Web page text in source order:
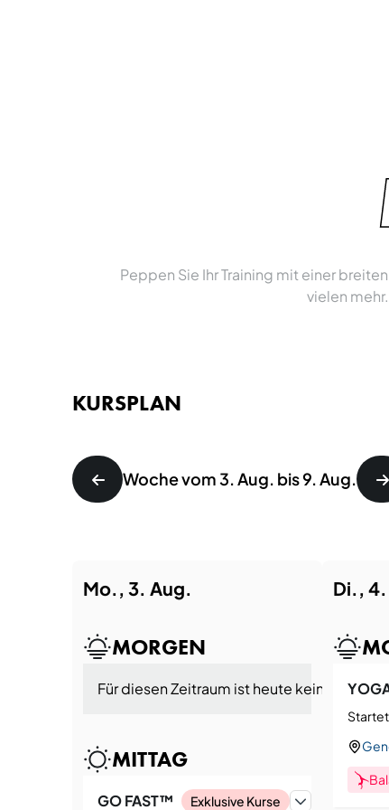
Peppen Sie Ihr Training mit einer
vielen
KURSPLAN
Woche vom 3. Aug. bis 9. Aug.
Mo., 3. Aug.
MORGEN
Für diesen Zeitraum ist heute kein Kurs
MITTAG
GO FAST™ Exklusive Kurse
Di.,